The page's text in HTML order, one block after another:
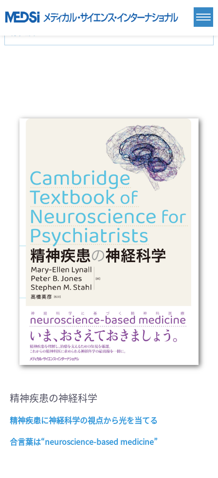
基礎医学(93)
基礎医学関連科学(80)
自然科学(25)
歯科学(3)
保健・体育(1)
医学一般(91) マルチメディア(0)
精神疾患の神経科学
精神疾患に神経科学の視点から光を当てる
合言葉は“neuroscience-based medicine”